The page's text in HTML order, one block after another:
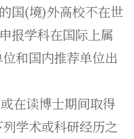
国(境)外高校不在世
报学科在国际上属
和国内推荐单位出
在读博士期间取得
学术或科研经历之